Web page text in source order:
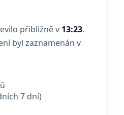
přibližně v 13:23.
byl zaznamenán v
7 dní)